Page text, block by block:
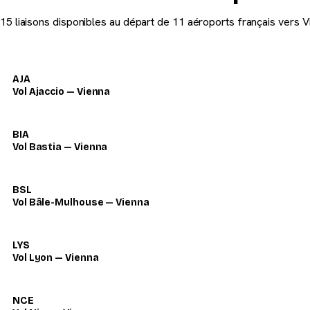
15 liaisons disponibles au départ de 11 aéroports français vers
AJA
Vol Ajaccio — Vienna
BIA
Vol Bastia — Vienna
BSL
Vol Bâle-Mulhouse — Vienna
LYS
Vol Lyon — Vienna
NCE